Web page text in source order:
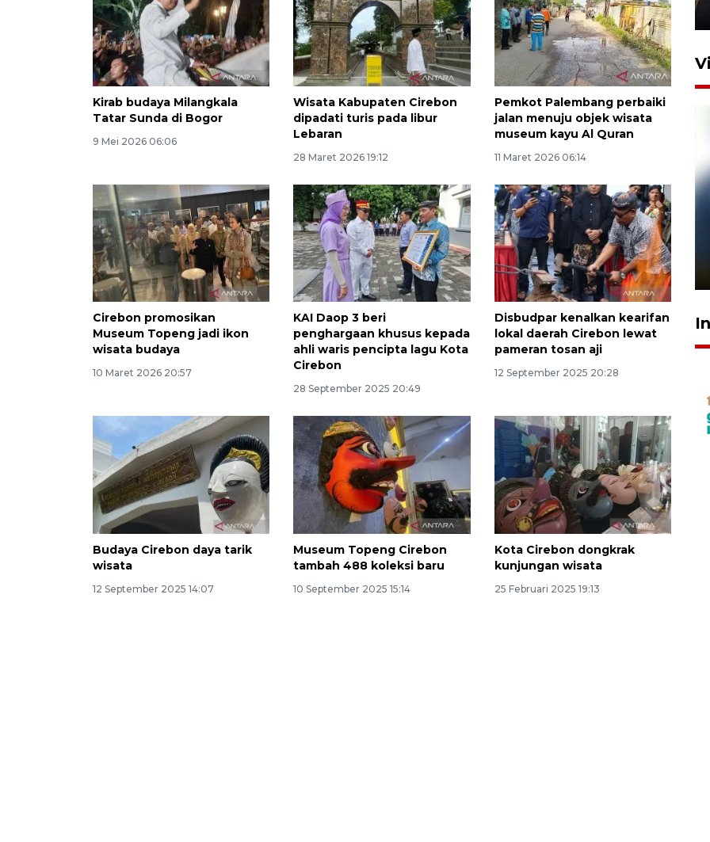
Kirab budaya Milangkala
Tatar Sunda di Bogor
9 Mei 2026 06:06
Wisata Kabupaten Cirebon
dipadati turis pada libur
Lebaran
28 Maret 2026 19:12
Pemkot Palembang perbaiki
jalan menuju objek wisata
museum kayu Al Quran
11 Maret 2026 06:14
Cirebon promosikan
Museum Topeng jadi ikon
wisata budaya
10 Maret 2026 20:57
KAI Daop 3 beri
penghargaan khusus kepada
ahli waris pencipta lagu Kota
Cirebon
28 September 2025 20:49
Disbudpar kenalkan kearifan
lokal daerah Cirebon lewat
pameran tosan aji
12 September 2025 20:28
Budaya Cirebon daya tarik
wisata
12 September 2025 14:07
Museum Topeng Cirebon
tambah 488 koleksi baru
10 September 2025 15:14
Kota Cirebon dongkrak
kunjungan wisata
25 Februari 2025 19:13
12 Juni 2026 18:49
Pelanggan Filaha Farm setia
sampai 8 tahan?
1 Juni 2026 05:47